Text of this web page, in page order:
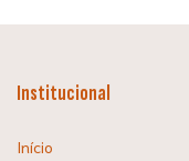
Institucional
Início